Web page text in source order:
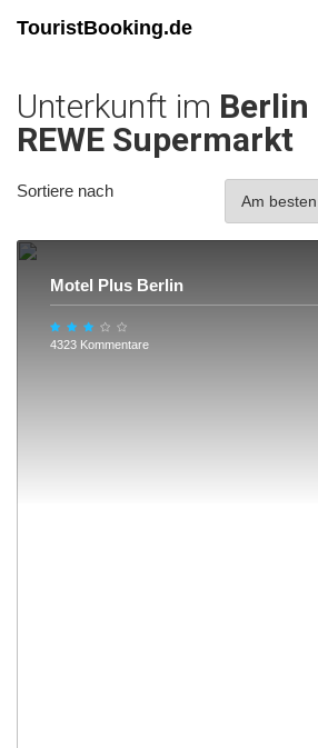
TouristBooking.de
Unterkunft im Berlin
REWE Supermarkt
Sortiere nach
Motel Plus Berlin
4323 Kommentare